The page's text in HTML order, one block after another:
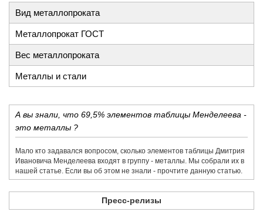
Вид металлопроката
Металлопрокат ГОСТ
Вес металлопроката
Металлы и стали
А вы знали, что 69,5% элементов таблицы Менделеева -
это металлы ?
Мало кто задавался вопросом, сколько элементов таблицы Дмитрия
Ивановича Менделеева входят в группу - металлы. Мы собрали их в
нашей статье. Если вы об этом не знали - прочтите данную статью.
Пресс-релизы